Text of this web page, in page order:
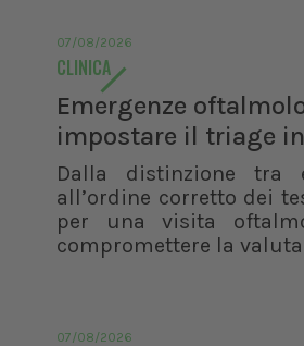
07/08/2026
CLINICA
Emergenze
impostare il triage
Dalla distinzione tra
all’ordine corretto dei
per una visita
compromettere la
07/08/2026